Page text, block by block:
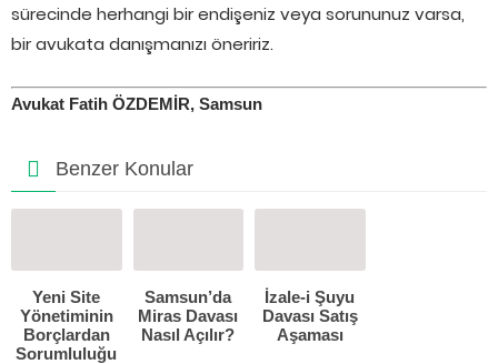
sürecinde herhangi bir endişeniz veya sorununuz varsa,
bir avukata danışmanızı öneririz.
Avukat Fatih ÖZDEMİR, Samsun
Benzer Konular
Yeni Site
Yönetiminin
Borçlardan
Sorumluluğu
Samsun’da
Miras Davası
Nasıl Açılır?
İzale-i Şuyu
Davası Satış
Aşaması